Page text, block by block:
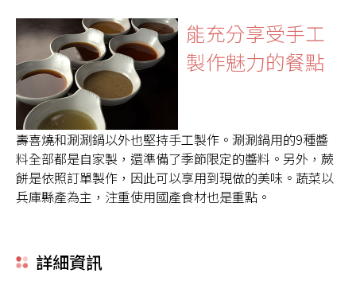
能充分享受手工
製作魅力的餐點
壽喜燒和涮涮鍋以外也堅持手工製作。涮涮鍋用的9種醬
料全部都是自家製，還準備了季節限定的醬料。另外，蕨
餅是依照訂單製作，因此可以享用到現做的美味。蔬菜以
兵庫縣產為主，注重使用國產食材也是重點。
詳細資訊